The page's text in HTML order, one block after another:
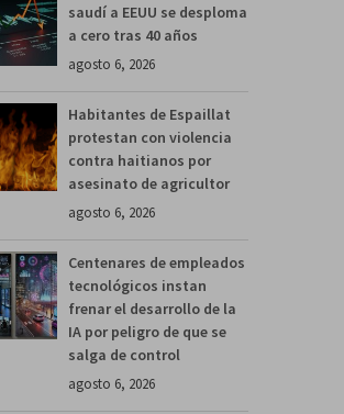
saudí a EEUU se desploma
a cero tras 40 años
agosto 6, 2026
Habitantes de Espaillat
protestan con violencia
contra haitianos por
asesinato de agricultor
agosto 6, 2026
Centenares de empleados
tecnológicos instan
frenar el desarrollo de la
IA por peligro de que se
salga de control
agosto 6, 2026